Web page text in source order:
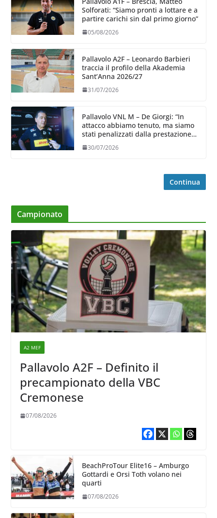
Solforati: “Siamo pronti a lottare e a
partire carichi sin dal primo giorno”
05/08/2026
Pallavolo A2F – Leonardo Barbieri
traccia il profilo della Akademia
Sant’Anna 2026/27
31/07/2026
Pallavolo VNL M – De Giorgi: “In
attacco abbiamo tenuto, ma siamo
stati penalizzati dalla prestazione
30/07/2026
Continua
Campionato
A2 MEF
Pallavolo A2F – Definito il
precampionato della VBC
Cremonese
07/08/2026
BeachProTour Elite16 – Amburgo
Gottardi e Orsi Toth volano nei
quarti
07/08/2026